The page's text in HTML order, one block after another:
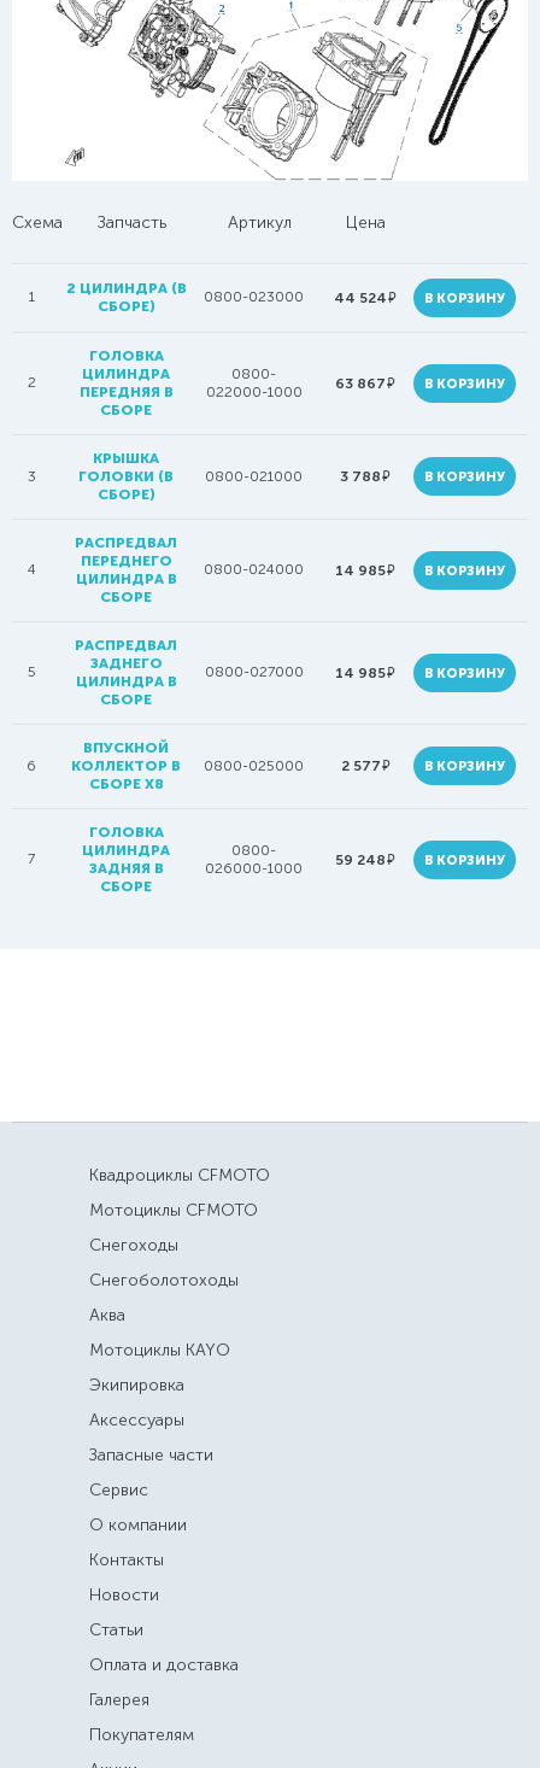
Схема Запчасть Артикул Цена
1
2 ЦИЛИНДРА (В
СБОРЕ)
0800-023000 44 524руб. В КОРЗИНУ
2
ГОЛОВКА
ЦИЛИНДРА
ПЕРЕДНЯЯ В
СБОРЕ
0800-
022000-1000
63 867руб. В КОРЗИНУ
3
КРЫШКА
ГОЛОВКИ (В
СБОРЕ)
0800-021000 3 788руб. В КОРЗИНУ
4
РАСПРЕДВАЛ
ПЕРЕДНЕГО
ЦИЛИНДРА В
СБОРЕ
0800-024000 14 985руб. В КОРЗИНУ
5
РАСПРЕДВАЛ
ЗАДНЕГО
ЦИЛИНДРА В
СБОРЕ
0800-027000 14 985руб. В КОРЗИНУ
6
ВПУСКНОЙ
КОЛЛЕКТОР В
СБОРЕ Х8
0800-025000 2 577руб. В КОРЗИНУ
7
ГОЛОВКА
ЦИЛИНДРА
ЗАДНЯЯ В
СБОРЕ
0800-
026000-1000
59 248руб. В КОРЗИНУ
Квадроциклы CFMOTO
Мотоциклы CFMOTO
Снегоходы
Снегоболотоходы
Аква
Мотоциклы KAYO
Экипировка
Аксессуары
Запасные части
Сервис
О компании
Контакты
Новости
Статьи
Оплата и доставка
Галерея
Покупателям